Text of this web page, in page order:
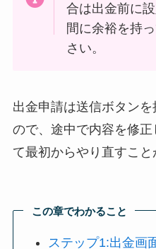
合は出金前に
間に余裕を持
さい。
出金申請は送信ボタン
ので、途中で内容を修
て最初からやり直すこと
この章でわかること
ステップ1:出金画